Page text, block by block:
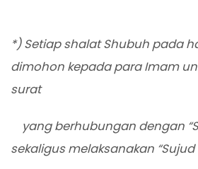
*) Setiap shalat Shubuh pada
dimohon kepada para Imam
surat
yang berhubungan dengan
sekaligus melaksanakan “Sujud